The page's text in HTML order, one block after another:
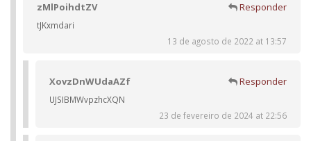
zMlPoihdtZV Responder
tJKxmdari
13 de agosto de 2022 at 13:57
XovzDnWUdaAZf Responder
UJSIBMWvpzhcXQN
23 de fevereiro de 2024 at 22:56